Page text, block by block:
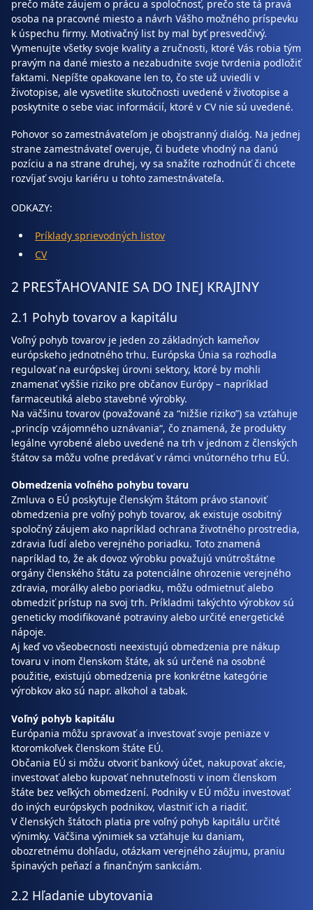
prečo máte záujem o prácu a spoločnosť, prečo ste tá pravá
osoba na pracovné miesto a návrh Vášho možného príspevku
k úspechu firmy. Motivačný list by mal byť presvedčivý.
Vymenujte všetky svoje kvality a zručnosti, ktoré Vás robia tým
pravým na dané miesto a nezabudnite svoje tvrdenia podložiť
faktami. Nepíšte opakovane len to, čo ste už uviedli v
životopise, ale vysvetlite skutočnosti uvedené v životopise a
poskytnite o sebe viac informácií, ktoré v CV nie sú uvedené.
Pohovor so zamestnávateľom je obojstranný dialóg. Na jednej
strane zamestnávateľ overuje, či budete vhodný na danú
pozíciu a na strane druhej, vy sa snažíte rozhodnúť či chcete
rozvíjať svoju kariéru u tohto zamestnávateľa.
ODKAZY:
Príklady sprievodných listov
CV
2 PRESŤAHOVANIE SA DO INEJ KRAJINY
2.1 Pohyb tovarov a kapitálu
Voľný pohyb tovarov je jeden zo základných kameňov
európskeho jednotného trhu. Európska Únia sa rozhodla
regulovať na európskej úrovni sektory, ktoré by mohli
znamenať vyššie riziko pre občanov Európy – napríklad
farmaceutiká alebo stavebné výrobky.
Na väčšinu tovarov (považované za “nižšie riziko”) sa vzťahuje
„princíp vzájomného uznávania“, čo znamená, že produkty
legálne vyrobené alebo uvedené na trh v jednom z členských
štátov sa môžu voľne predávať v rámci vnútorného trhu EÚ.
Obmedzenia voľného pohybu tovaru
Zmluva o EÚ poskytuje členským štátom právo stanoviť
obmedzenia pre voľný pohyb tovarov, ak existuje osobitný
spoločný záujem ako napríklad ochrana životného prostredia,
zdravia ľudí alebo verejného poriadku. Toto znamená
napríklad to, že ak dovoz výrobku považujú vnútroštátne
orgány členského štátu za potenciálne ohrozenie verejného
zdravia, morálky alebo poriadku, môžu odmietnuť alebo
obmedziť prístup na svoj trh. Príkladmi takýchto výrobkov sú
geneticky modifikované potraviny alebo určité energetické
nápoje.
Aj keď vo všeobecnosti neexistujú obmedzenia pre nákup
tovaru v inom členskom štáte, ak sú určené na osobné
použitie, existujú obmedzenia pre konkrétne kategórie
výrobkov ako sú napr. alkohol a tabak.
Voľný pohyb kapitálu
Európania môžu spravovať a investovať svoje peniaze v
ktoromkoľvek členskom štáte EÚ.
Občania EÚ si môžu otvoriť bankový účet, nakupovať akcie,
investovať alebo kupovať nehnuteľnosti v inom členskom
štáte bez veľkých obmedzení. Podniky v EÚ môžu investovať
do iných európskych podnikov, vlastniť ich a riadiť.
V členských štátoch platia pre voľný pohyb kapitálu určité
výnimky. Väčšina výnimiek sa vzťahuje ku daniam,
obozretnému dohľadu, otázkam verejného záujmu, praniu
špinavých peňazí a finančným sankciám.
2.2 Hľadanie ubytovania